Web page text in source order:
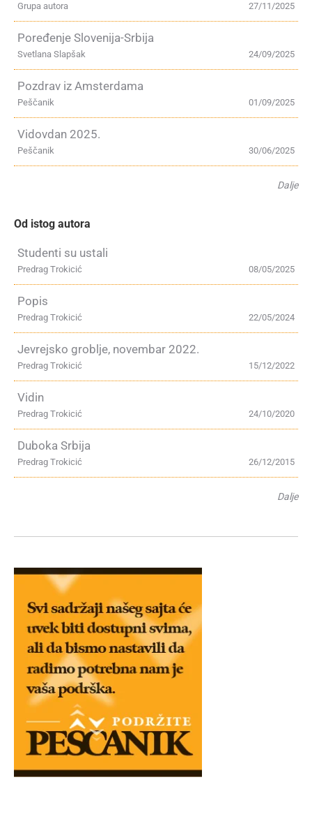
27/11/2025
Grupa autora
Poređenje Slovenija-Srbija
24/09/2025
Svetlana Slapšak
Pozdrav iz Amsterdama
01/09/2025
Peščanik
Vidovdan 2025.
30/06/2025
Peščanik
Dalje
Od istog autora
Studenti su ustali
08/05/2025
Predrag Trokicić
Popis
22/05/2024
Predrag Trokicić
Jevrejsko groblje, novembar 2022.
15/12/2022
Predrag Trokicić
Vidin
24/10/2020
Predrag Trokicić
Duboka Srbija
26/12/2015
Predrag Trokicić
Dalje